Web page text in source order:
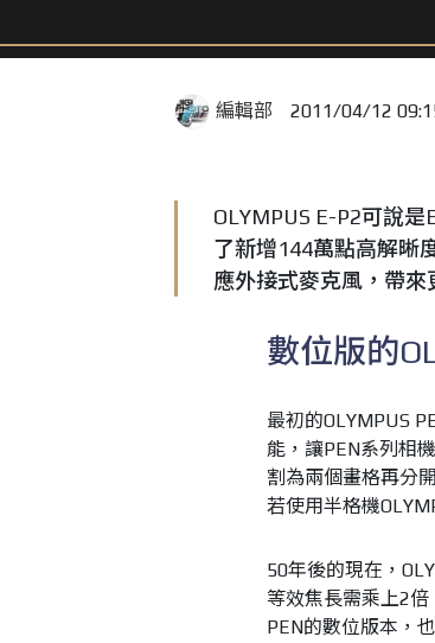
編輯部 2011/04/12
OLYMPUS E-P2可說
了新增144萬點高解晰
應外接式麥克風，帶來
數位版的
最初的OLYMPUS
能，讓PEN系列相
割為兩個畫格再分
若使用半格機
50年後的現在，
等效焦長需乘上2
PEN的數位版本，